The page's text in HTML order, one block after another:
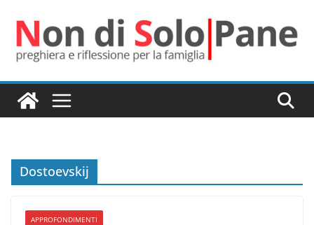
contenuto
Dostoevskij
APPROFONDIMENTI